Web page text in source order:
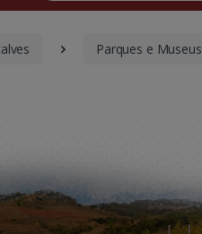
Parques e Museus